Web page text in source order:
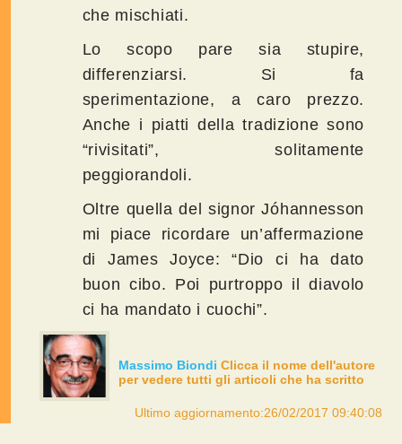
che mischiati.
Lo scopo pare sia stupire,
differenziarsi. Si fa
sperimentazione, a caro prezzo.
Anche i piatti della tradizione sono
“rivisitati”, solitamente
peggiorandoli.
Oltre quella del signor Jóhannesson
mi piace ricordare un’affermazione
di James Joyce: “Dio ci ha dato
buon cibo. Poi purtroppo il diavolo
ci ha mandato i cuochi”.
Massimo Biondi Clicca il nome dell'autore
per vedere tutti gli articoli che ha scritto
Ultimo aggiornamento:26/02/2017 09:40:08